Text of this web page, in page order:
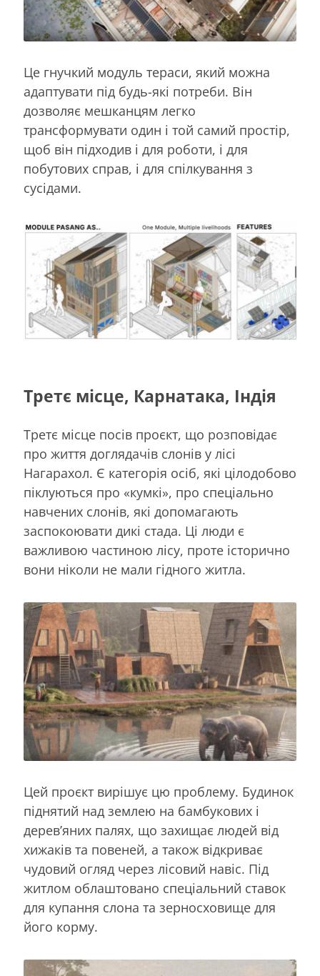
Це гнучкий модуль тераси, який можна
адаптувати під будь-які потреби. Він
дозволяє мешканцям легко
трансформувати один і той самий простір,
щоб він підходив і для роботи, і для
побутових справ, і для спілкування з
сусідами.
Третє місце, Карнатака, Індія
Третє місце посів проєкт, що розповідає
про життя доглядачів слонів у лісі
Нагарахол. Є категорія осіб, які цілодобово
піклуються про «кумкі», про спеціально
навчених слонів, які допомагають
заспокоювати дикі стада. Ці люди є
важливою частиною лісу, проте історично
вони ніколи не мали гідного житла.
Цей проєкт вирішує цю проблему. Будинок
піднятий над землею на бамбукових і
дерев’яних палях, що захищає людей від
хижаків та повеней, а також відкриває
чудовий огляд через лісовий навіс. Під
житлом облаштовано спеціальний ставок
для купання слона та зерносховище для
його корму.